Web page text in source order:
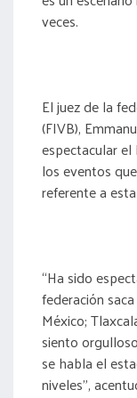
veces.
El juez de la
(FIVB),
espectacular
los eventos
referente a
“Ha sido
federación
México;
siento
se habla el
niveles”,